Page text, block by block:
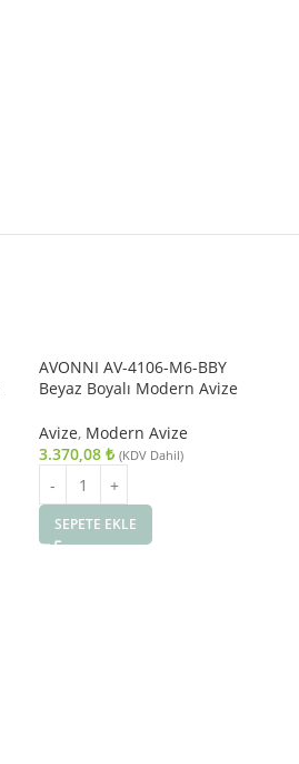
AVONNI AV-4106-M6-BBY
Beyaz Boyalı Modern Avize
Avize, Modern Avize
3.370,08₺ (KDV Dahil)
SEPETE EKLE